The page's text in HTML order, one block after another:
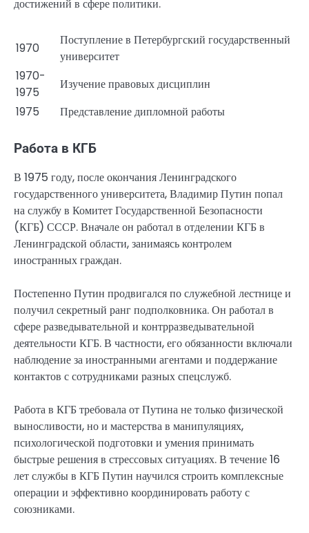
достижений в сфере политики.
1970
Поступление в Петербургский государственный
университет
1970-
1975
Изучение правовых дисциплин
1975
Представление дипломной работы
Работа в КГБ
В 1975 году, после окончания Ленинградского
государственного университета, Владимир Путин попал
на службу в Комитет Государственной Безопасности
(КГБ) СССР. Вначале он работал в отделении КГБ в
Ленинградской области, занимаясь контролем
иностранных граждан.
Постепенно Путин продвигался по служебной лестнице и
получил секретный ранг подполковника. Он работал в
сфере разведывательной и контрразведывательной
деятельности КГБ. В частности, его обязанности включали
наблюдение за иностранными агентами и поддержание
контактов с сотрудниками разных спецслужб.
Работа в КГБ требовала от Путина не только физической
выносливости, но и мастерства в манипуляциях,
психологической подготовки и умения принимать
быстрые решения в стрессовых ситуациях. В течение 16
лет службы в КГБ Путин научился строить комплексные
операции и эффективно координировать работу с
союзниками.